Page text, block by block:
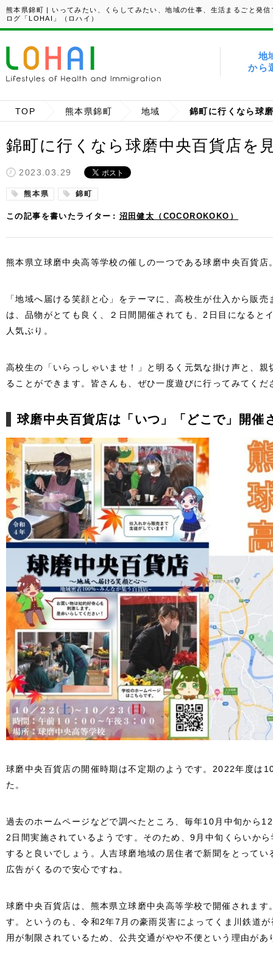
熊本県錦町 | いってみたい、くらしてみたい、地域の仕事、生活まるごと発信
ログ「LOHAI」（ロハイ）
地
から
TOP 熊本県錦町 地域 錦町に行くなら球
錦町に行くなら球磨中央百貨店を
2023.03.29
熊本県 錦町
この記事を書いたライター 沼田健太（COCOROKOKO）
熊本県立球磨中央高等学校の催しの一つである球磨中央百貨店
「地域へ届ける笑顔と心」をテーマに、高校生が仕入から販
は、品物がとても良く、２日間開催されても、2日目になると
人気ぶり。
高校生の「いらっしゃいませ！」と明るく元気な掛け声と、
ることができます。皆さんも、ぜひ一度遊びに行ってみてくだ
球磨中央百貨店は「いつ」「どこで」開催
球磨中央百貨店の開催時期は不定期のようです。2022年度は
た。
過去のホームページなどで調べたところ、毎年10月中旬から
2日間実施されているようです。そのため、9月中旬くらいか
すると良いでしょう。人吉球磨地域の居住者で新聞をとって
広告がくるので安心ですね。
球磨中央百貨店は、熊本県立球磨中央高等学校で開催されま
す。というのも、令和2年7月の豪雨災害によってくま川鉄道
用が制限されているため、公共交通がやや不便という理由があ